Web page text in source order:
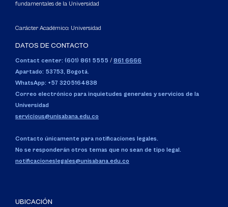
fundamentales de la Universidad
Carácter Académico: Universidad
DATOS DE CONTACTO
Contact center: (601) 861 5555 / 861 6666
Apartado: 53753, Bogotá.
WhatsApp: +57 3205164838
Correo electrónico para inquietudes generales y servicios de la
Universidad
servicious@unisabana.edu.co
Contacto únicamente para notificaciones legales.
No se responderán otros temas que no sean de tipo legal.
notificacioneslegales@unisabana.edu.co
UBICACIÓN